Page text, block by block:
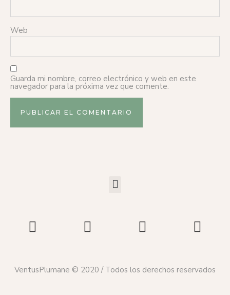
Web
Guarda mi nombre, correo electrónico y web en este
navegador para la próxima vez que comente.
VentusPlumane © 2020 / Todos los derechos reservados